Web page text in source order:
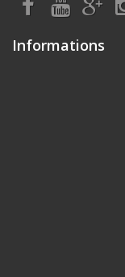
Informations